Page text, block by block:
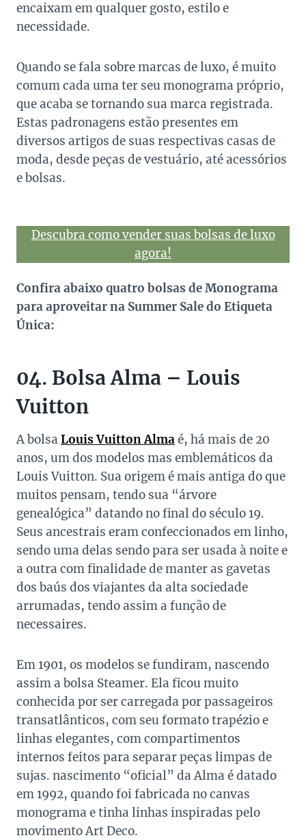
encaixam em qualquer gosto, estilo e
necessidade.
Quando se fala sobre marcas de luxo, é muito
comum cada uma ter seu monograma próprio,
que acaba se tornando sua marca registrada.
Estas padronagens estão presentes em
diversos artigos de suas respectivas casas de
moda, desde peças de vestuário, até acessórios
e bolsas.
Descubra como vender suas bolsas de luxo
agora!
Confira abaixo quatro bolsas de Monograma
para aproveitar na Summer Sale do Etiqueta
Única:
04. Bolsa Alma – Louis
Vuitton
A bolsa Louis Vuitton Almaé, há mais de 20
anos, um dos modelos mas emblemáticos da
Louis Vuitton. Sua origem é mais antiga do que
muitos pensam, tendo sua “árvore
genealógica” datando no final do século 19.
Seus ancestrais eram confeccionados em linho,
sendo uma delas sendo para ser usada à noite e
a outra com finalidade de manter as gavetas
dos baús dos viajantes da alta sociedade
arrumadas, tendo assim a função de
necessaires.
Em 1901, os modelos se fundiram, nascendo
assim a bolsa Steamer. Ela ficou muito
conhecida por ser carregada porpassageiros
transatlânticos, com seu formato trapézio e
linhas elegantes, com compartimentos
internos feitos para separar peças limpas de
sujas. nascimento “oficial” da Alma é datado
em 1992, quando foi fabricada no canvas
monograma e tinha linhas inspiradas pelo
movimento Art Deco.